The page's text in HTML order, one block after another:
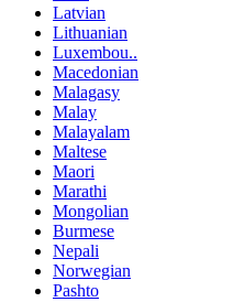
Latvian
Lithuanian
Luxembou..
Macedonian
Malagasy
Malay
Malayalam
Maltese
Maori
Marathi
Mongolian
Burmese
Nepali
Norwegian
Pashto